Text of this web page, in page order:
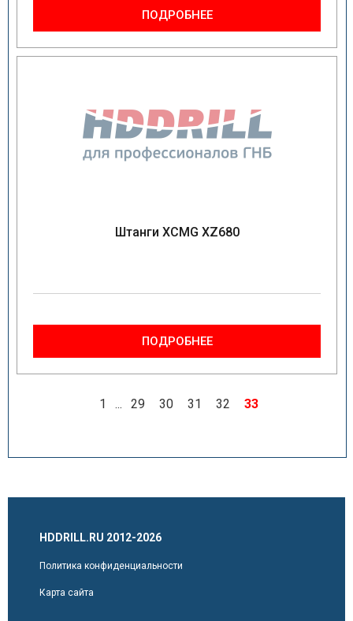
ПОДРОБНЕЕ
Штанги XCMG XZ680
ПОДРОБНЕЕ
1 ... 29 30 31 32 33
HDDRILL.RU 2012-2026
Политика конфиденциальности
Карта сайта